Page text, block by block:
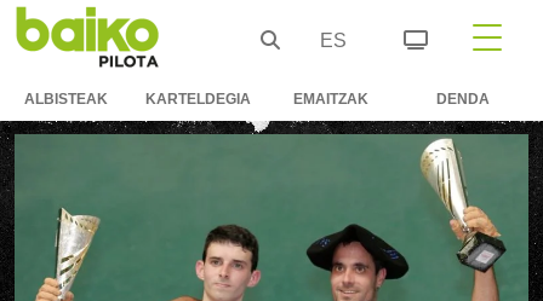
ES
ALBISTEAK KARTELDEGIA EMAITZAK DENDA